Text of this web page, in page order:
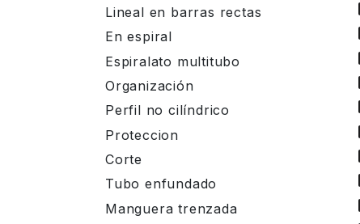
Lineal en barras rectas
En espiral
Espiralato multitubo
Organización
Perfil no cilíndrico
Proteccion
Corte
Tubo enfundado
Manguera trenzada